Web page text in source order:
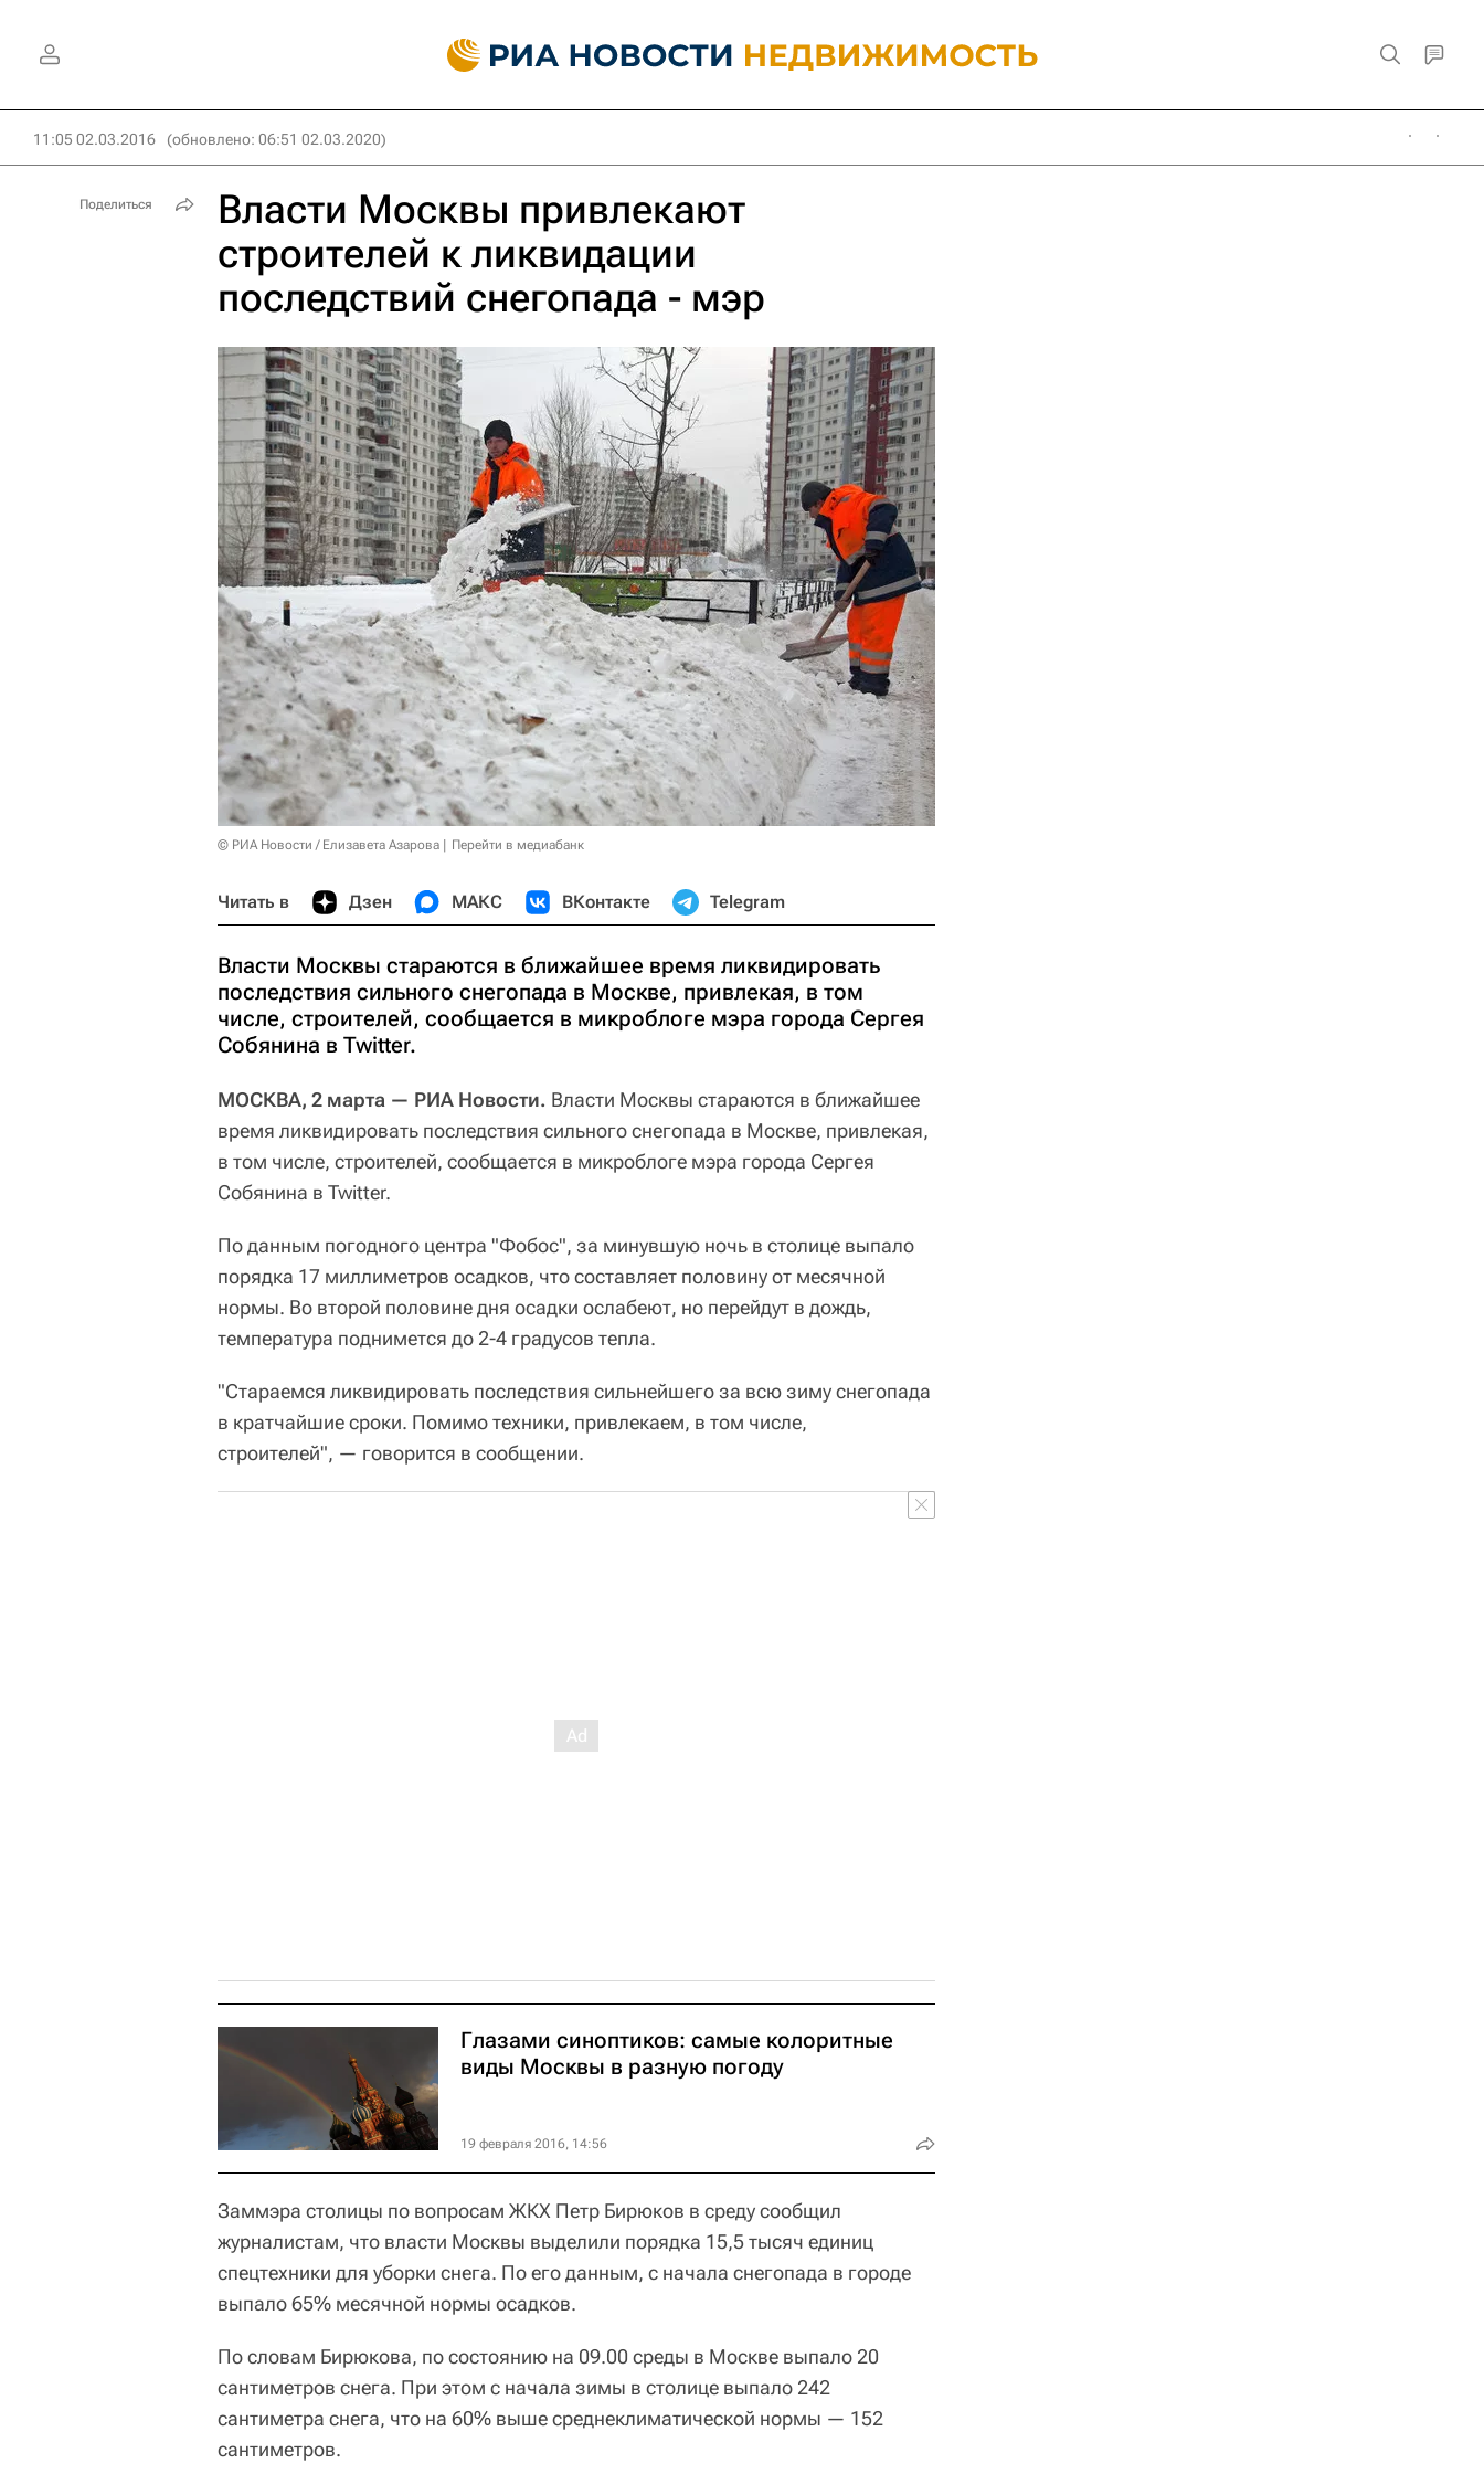
11:05 02.03.2016 (обновлено: 06:51 02.03.2020)
Власти Москвы привлекают
строителей к ликвидации
последствий снегопада - мэр
© РИА Новости / Елизавета Азарова Перейти в медиабанк
Читать в Дзен МАКС ВКонтакте Telegram
Власти Москвы стараются в ближайшее время ликвидировать
последствия сильного снегопада в Москве, привлекая, в том
числе, строителей, сообщается в микроблоге мэра города Сергея
Собянина в Twitter.
МОСКВА, 2 марта — РИА Новости. Власти Москвы стараются в ближайшее
время ликвидировать последствия сильного снегопада в Москве, привлекая,
в том числе, строителей, сообщается в микроблоге мэра города Сергея
Собянина в Twitter.
По данным погодного центра "Фобос", за минувшую ночь в столице выпало
порядка 17 миллиметров осадков, что составляет половину от месячной
нормы. Во второй половине дня осадки ослабеют, но перейдут в дождь,
температура поднимется до 2-4 градусов тепла.
"Стараемся ликвидировать последствия сильнейшего за всю зиму снегопада
в кратчайшие сроки. Помимо техники, привлекаем, в том числе,
строителей", — говорится в сообщении.
Глазами синоптиков: самые колоритные
виды Москвы в разную погоду
19 февраля 2016, 14:56
Заммэра столицы по вопросам ЖКХ Петр Бирюков в среду сообщил
журналистам, что власти Москвы выделили порядка 15,5 тысяч единиц
спецтехники для уборки снега. По его данным, с начала снегопада в городе
выпало 65% месячной нормы осадков.
По словам Бирюкова, по состоянию на 09.00 среды в Москве выпало 20
сантиметров снега. При этом с начала зимы в столице выпало 242
сантиметра снега, что на 60% выше среднеклиматической нормы — 152
сантиметров.
Поделиться